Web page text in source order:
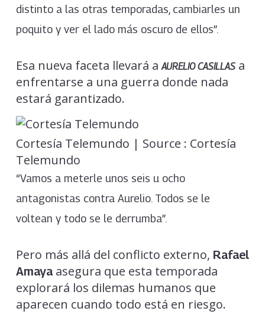
distinto a las otras temporadas, cambiarles un
poquito y ver el lado más oscuro de ellos”.
Esa nueva faceta llevará aAURELIO CASILLASa
enfrentarse a una guerra donde nada
estará garantizado.
Cortesía Telemundo | Source : Cortesía
Telemundo
“Vamos a meterle unos seis u ocho
antagonistas contra Aurelio. Todos se le
voltean y todo se le derrumba”.
Pero más allá del conflicto externo, Rafael
Amayaasegura que esta temporada
explorará los dilemas humanos que
aparecen cuando todo está en riesgo.